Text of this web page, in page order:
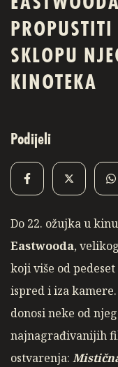
SKLOPU
KINOTEKA
Podijeli
Do 22. ožujka u
Eastwooda,
koji više od
ispred i iza
donosi neke od
najnagrađivanijih
ostvarenja: